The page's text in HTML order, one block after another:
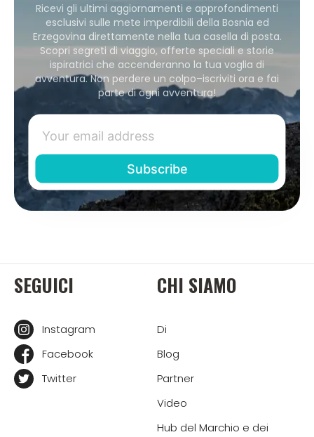
Ricevi gli ultimi aggiornamenti e approfondimenti
esclusivi sulle mete imperdibili della Bosnia ed
Erzegovina direttamente nella tua casella di posta.
Scopri segreti di viaggio, offerte speciali e storie
ispiratrici che accenderanno la tua voglia di
avventura. Non perdere un colpo–iscriviti ora e fai
parte di ogni avventura!
SEGUICI
Instagram
Facebook
Twitter
CHI SIAMO
Di
Blog
Partner
Video
Hub del Marchio e dei